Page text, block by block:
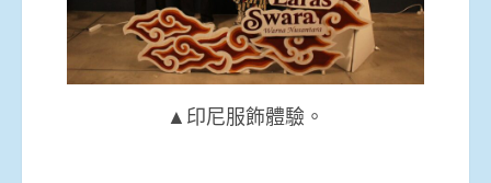
▲印尼服飾體驗。